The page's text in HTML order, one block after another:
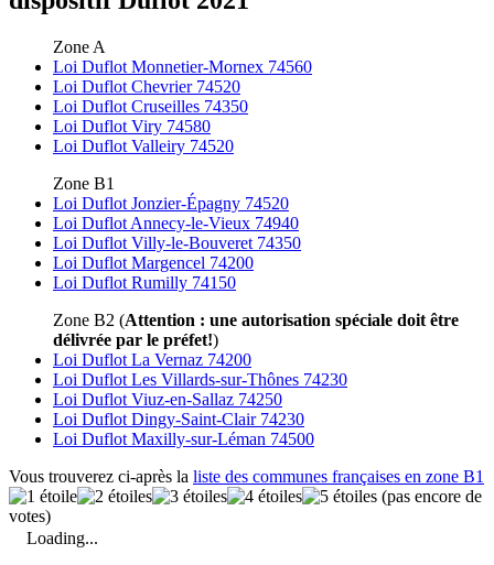
Zone A
Loi Duflot Monnetier-Mornex 74560
Loi Duflot Chevrier 74520
Loi Duflot Cruseilles 74350
Loi Duflot Viry 74580
Loi Duflot Valleiry 74520
Zone B1
Loi Duflot Jonzier-Épagny 74520
Loi Duflot Annecy-le-Vieux 74940
Loi Duflot Villy-le-Bouveret 74350
Loi Duflot Margencel 74200
Loi Duflot Rumilly 74150
Zone B2 (Attention : une autorisation spéciale doit être
délivrée par le préfet!)
Loi Duflot La Vernaz 74200
Loi Duflot Les Villards-sur-Thônes 74230
Loi Duflot Viuz-en-Sallaz 74250
Loi Duflot Dingy-Saint-Clair 74230
Loi Duflot Maxilly-sur-Léman 74500
Vous trouverez ci-après la liste des communes françaises en zone B1
(pas encore de
votes)
Loading...